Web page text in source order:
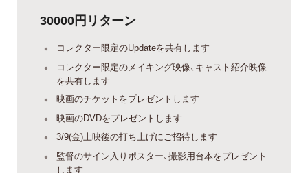
30000円リターン
コレクター限定のUpdateを共有します
コレクター限定のメイキング映像、キャスト紹介映像
を共有します
映画のチケットをプレゼントします
映画のDVDをプレゼントします
3/9(金)上映後の打ち上げにご招待します
監督のサイン入りポスター、撮影用台本をプレゼント
します